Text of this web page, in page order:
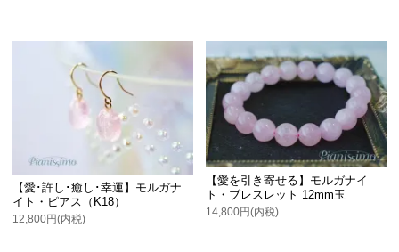
【愛･許し･癒し･幸運】モルガナ
イト・ピアス（K18）
12,800円(内税)
【愛を引き寄せる】モルガナイ
ト・ブレスレット 12mm玉
14,800円(内税)